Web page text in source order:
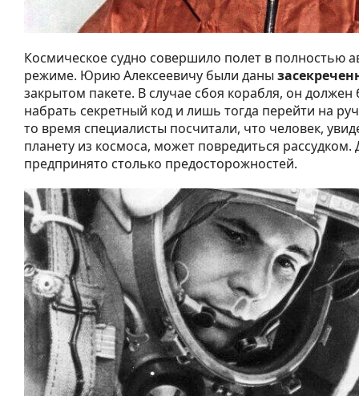
Космическое судно совершило полет в полностью
режиме. Юрию Алексеевичу были даны
закрытом пакете. В случае сбоя корабля, он должен
набрать секретный код и лишь тогда перейти на
то время специалисты посчитали, что человек,
планету из космоса, может повредиться рассудком.
предпринято столько предосторожностей.